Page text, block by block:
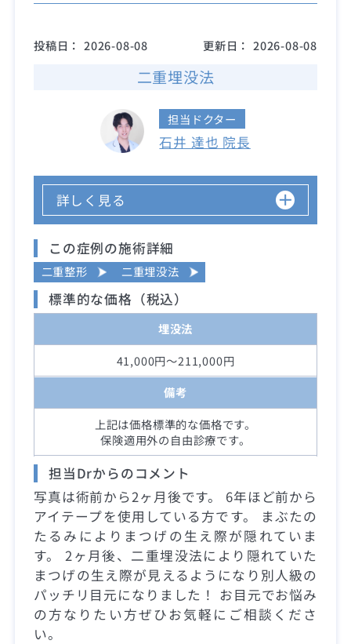
投稿日： 2026-08-08 更新日： 2026-08-08
二重埋没法
担当ドクター
石井 達也 院長
詳しく見る
この症例の施術詳細
二重整形 二重埋没法
標準的な価格（税込）
埋没法
41,000円～211,000円
備考
上記は価格標準的な価格です。
保険適用外の自由診療です。
担当Drからのコメント
写真は術前から2ヶ月後です。 6年ほど前から
アイテープを使用している方です。 まぶたの
たるみによりまつげの生え際が隠れていま
す。 2ヶ月後、二重埋没法により隠れていた
まつげの生え際が見えるようになり別人級の
パッチリ目元になりました！ お目元でお悩み
の方なりたい方ぜひお気軽にご相談くださ
い。